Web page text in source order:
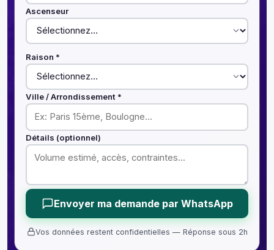
Ascenseur
Raison *
Ville / Arrondissement *
Détails (optionnel)
Envoyer ma demande par WhatsApp
Vos données restent confidentielles — Réponse sous 2h